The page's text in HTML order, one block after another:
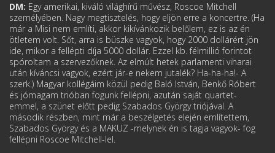
DM: Egy amerikai, kiváló világhírű művész, Roscoe Mitchell
személyében. Nagy megtisztelés, hogy eljön erre a koncertre. (Ha
már a Misi nem említi, akkor kikívánkozik belőlem, ez is az én
ötletem volt. Sőt, arra is büszke vagyok, hogy 2000 dollárért jön
ide, mikor a fellépti díja 5000 dollár. Ezzel kb. félmillió forintot
spóroltam a szervezőknek. Az elmúlt hetek parlamenti viharai
után kíváncsi vagyok, ezért jár-e nekem jutalék? Ha-ha-ha!- A
szerk.) Magyar kollégáim közül pedig Baló István, Benkő Róbert
és jómagam trióban fogunk fellépni, azután saját quartet-
emmel, a szünet előtt pedig Szabados György triójával. A
második részben, mint már a beszélgetés elején említettem,
Szabados György és a MAKUZ -melynek én is tagja vagyok- fog
fellépni Roscoe Mitchell-lel.